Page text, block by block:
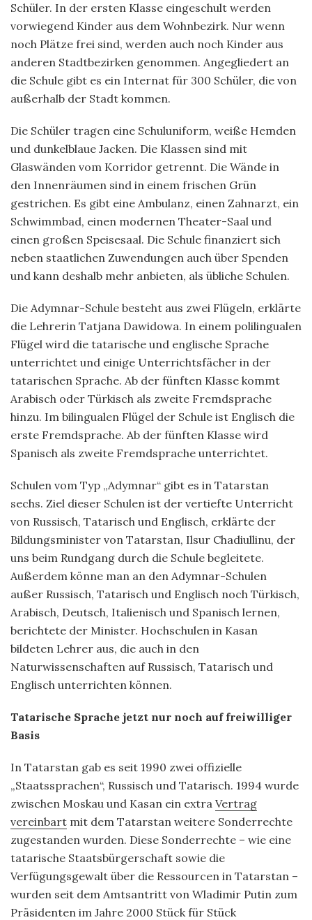
Schüler. In der ersten Klasse eingeschult werden
vorwiegend Kinder aus dem Wohnbezirk. Nur wenn
noch Plätze frei sind, werden auch noch Kinder aus
anderen Stadtbezirken genommen. Angegliedert an
die Schule gibt es ein Internat für 300 Schüler, die von
außerhalb der Stadt kommen.
Die Schüler tragen eine Schuluniform, weiße Hemden
und dunkelblaue Jacken. Die Klassen sind mit
Glaswänden vom Korridor getrennt. Die Wände in
den Innenräumen sind in einem frischen Grün
gestrichen. Es gibt eine Ambulanz, einen Zahnarzt, ein
Schwimmbad, einen modernen Theater-Saal und
einen großen Speisesaal. Die Schule finanziert sich
neben staatlichen Zuwendungen auch über Spenden
und kann deshalb mehr anbieten, als übliche Schulen.
Die Adymnar-Schule besteht aus zwei Flügeln, erklärte
die Lehrerin Tatjana Dawidowa. In einem polilingualen
Flügel wird die tatarische und englische Sprache
unterrichtet und einige Unterrichtsfächer in der
tatarischen Sprache. Ab der fünften Klasse kommt
Arabisch oder Türkisch als zweite Fremdsprache
hinzu. Im bilingualen Flügel der Schule ist Englisch die
erste Fremdsprache. Ab der fünften Klasse wird
Spanisch als zweite Fremdsprache unterrichtet.
Schulen vom Typ „Adymnar“ gibt es in Tatarstan
sechs. Ziel dieser Schulen ist der vertiefte Unterricht
von Russisch, Tatarisch und Englisch, erklärte der
Bildungsminister von Tatarstan, Ilsur Chadiullinu, der
uns beim Rundgang durch die Schule begleitete.
Außerdem könne man an den Adymnar-Schulen
außer Russisch, Tatarisch und Englisch noch Türkisch,
Arabisch, Deutsch, Italienisch und Spanisch lernen,
berichtete der Minister. Hochschulen in Kasan
bildeten Lehrer aus, die auch in den
Naturwissenschaften auf Russisch, Tatarisch und
Englisch unterrichten können.
Tatarische Sprache jetzt nur noch auf freiwilliger
Basis
In Tatarstan gab es seit 1990 zwei offizielle
„Staatssprachen“, Russisch und Tatarisch. 1994 wurde
zwischen Moskau und Kasan ein extra Vertrag
vereinbart mit dem Tatarstan weitere Sonderrechte
zugestanden wurden. Diese Sonderrechte – wie eine
tatarische Staatsbürgerschaft sowie die
Verfügungsgewalt über die Ressourcen in Tatarstan –
wurden seit dem Amtsantritt von Wladimir Putin zum
Präsidenten im Jahre 2000 Stück für Stück